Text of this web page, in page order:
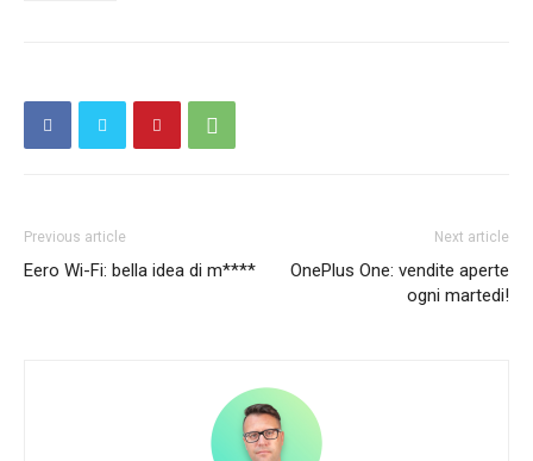
Previous article
Eero Wi-Fi: bella idea di m****
Next article
OnePlus One: vendite aperte
ogni martedi!